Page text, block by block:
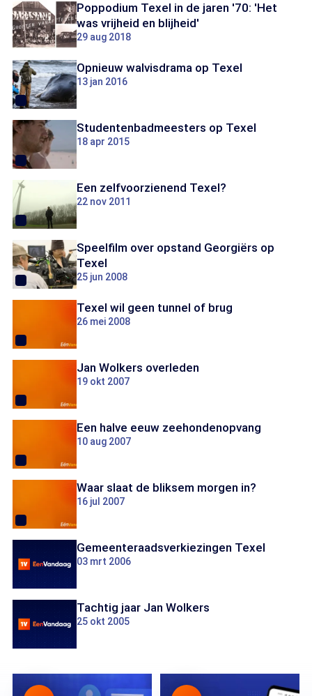
Poppodium Texel in de jaren '70: 'Het
was vrijheid en blijheid'
29 aug 2018
Opnieuw walvisdrama op Texel
13 jan 2016
Studentenbadmeesters op Texel
18 apr 2015
Een zelfvoorzienend Texel?
22 nov 2011
Speelfilm over opstand Georgiërs op
Texel
25 jun 2008
Texel wil geen tunnel of brug
26 mei 2008
Jan Wolkers overleden
19 okt 2007
Een halve eeuw zeehondenopvang
10 aug 2007
Waar slaat de bliksem morgen in?
16 jul 2007
Gemeenteraadsverkiezingen Texel
03 mrt 2006
Tachtig jaar Jan Wolkers
25 okt 2005